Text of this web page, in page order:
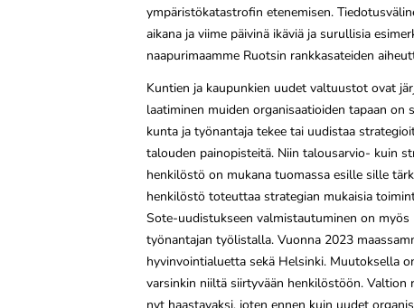
ympäristökatastrofin etenemisen.
aikana ja viime päivinä ikäviä ja surullisia
naapurimaamme Ruotsin rankkasateiden
Kuntien ja kaupunkien uudet valtuustot ovat
laatiminen muiden organisaatioiden tapaan on
kunta ja työnantaja tekee tai uudistaa
talouden painopisteitä. Niin talousarvio- kuin
henkilöstö on mukana tuomassa esille sille
henkilöstö toteuttaa strategian mukaisia
Sote-uudistukseen valmistautuminen on myös
työnantajan työlistalla. Vuonna 2023
hyvinvointialuetta sekä Helsinki. Muutoksella
varsinkin niiltä siirtyvään henkilöstöön. Valtion